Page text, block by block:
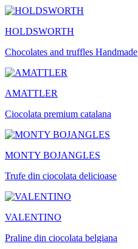
HOLDSWORTH
Chocolates and truffles Handmade
AMATTLER
Ciocolata premium catalana
MONTY BOJANGLES
Trufe din ciocolata delicioase
VALENTINO
Praline din ciocolata belgiana